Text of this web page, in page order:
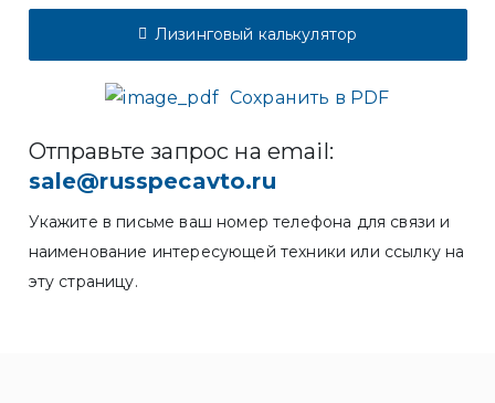
Лизинговый калькулятор
Сохранить в PDF
Отправьте запрос на email:
sale@russpecavto.ru
Укажите в письме ваш номер телефона для связи и
наименование интересующей техники или ссылку на
эту страницу.